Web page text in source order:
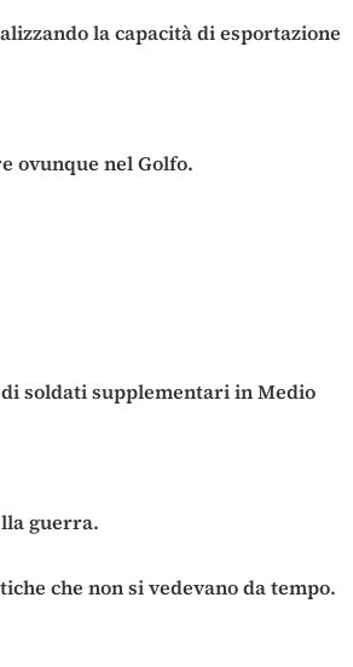
la capacità di esportazione
ovunque nel Golfo.
soldati supplementari in Medio
guerra.
che non si vedevano da tempo.